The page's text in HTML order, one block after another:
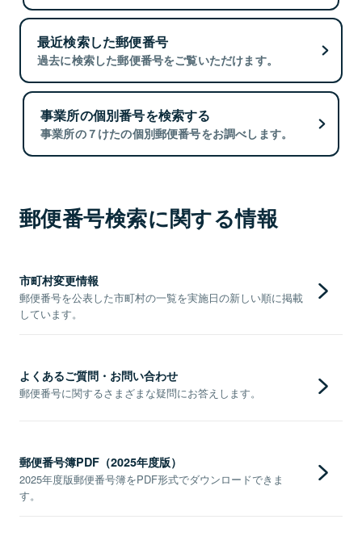
最近検索した郵便番号
過去に検索した郵便番号をご覧いただけます。
事業所の個別番号を検索する
事業所の７けたの個別郵便番号をお調べします。
郵便番号検索に関する情報
市町村変更情報
郵便番号を公表した市町村の一覧を実施日の新しい順に掲載
しています。
よくあるご質問・お問い合わせ
郵便番号に関するさまざまな疑問にお答えします。
郵便番号簿PDF（2025年度版）
2025年度版郵便番号簿をPDF形式でダウンロードできま
す。